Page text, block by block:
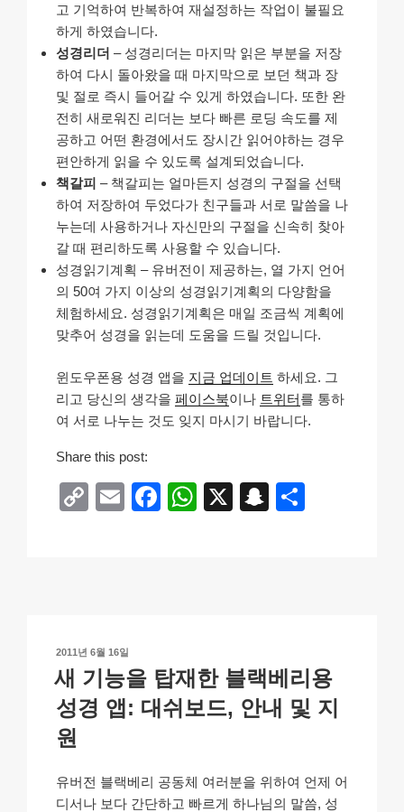
고 기억하여 반복하여 재설정하는 작업이 불필요
하게 하였습니다.
성경리더 – 성경리더는 마지막 읽은 부분을 저장
하여 다시 돌아왔을 때 마지막으로 보던 책과 장
및 절로 즉시 들어갈 수 있게 하였습니다. 또한 완
전히 새로워진 리더는 보다 빠른 로딩 속도를 제
공하고 어떤 환경에서도 장시간 읽어야하는 경우
편안하게 읽을 수 있도록 설계되었습니다.
책갈피 – 책갈피는 얼마든지 성경의 구절을 선택
하여 저장하여 두었다가 친구들과 서로 말씀을 나
누는데 사용하거나 자신만의 구절을 신속히 찾아
갈 때 편리하도록 사용할 수 있습니다.
성경읽기계획 – 유버전이 제공하는, 열 가지 언어
의 50여 가지 이상의 성경읽기계획의 다양함을
체험하세요. 성경읽기계획은 매일 조금씩 계획에
맞추어 성경을 읽는데 도움을 드릴 것입니다.
윈도우폰용 성경 앱을 지금 업데이트 하세요. 그
리고 당신의 생각을 페이스북이나 트위터를 통하
여 서로 나누는 것도 잊지 마시기 바랍니다.
Share this post:
C
n
k
E
F
o
k
W
p
X
S
at
작
성
일
자
2011년 6월 16일
새 기능을 탑재한 블랙베리용
성경 앱: 대쉬보드, 안내 및 지
원
유버전 블랙베리 공동체 여러분을 위하여 언제 어
디서나 보다 간단하고 빠르게 하나님의 말씀, 성